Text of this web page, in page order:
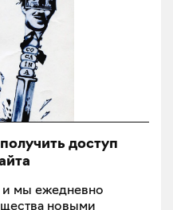
доступ
и мы ежедневно
новыми